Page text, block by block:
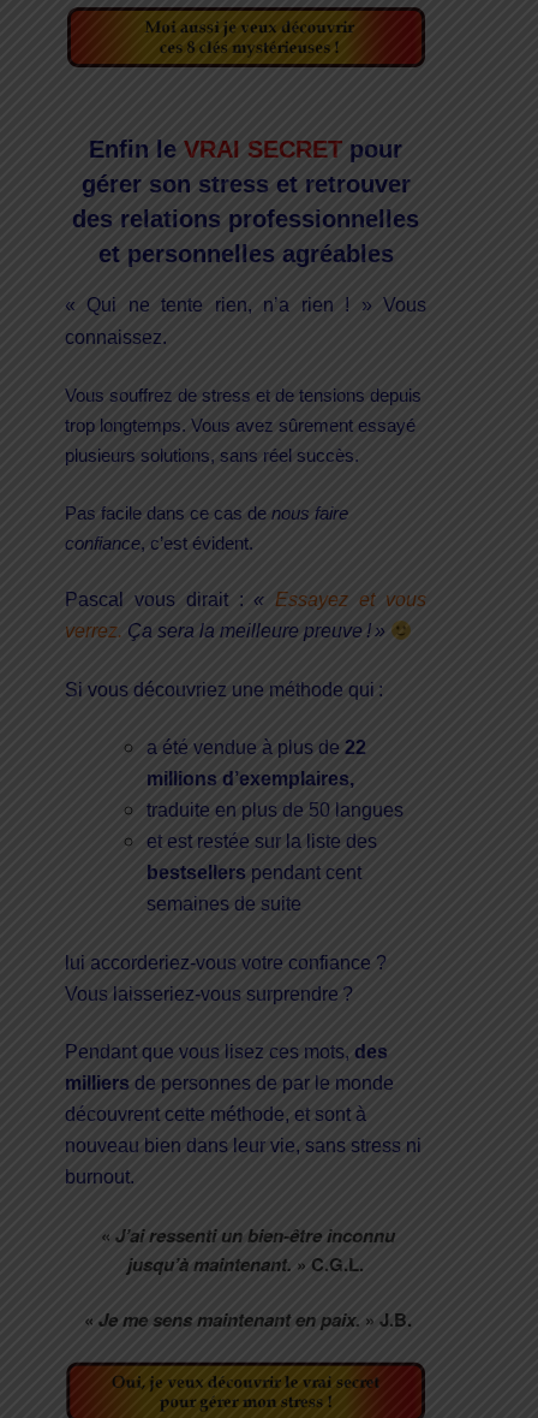
Enfin le VRAI SECRET pour
gérer son stress et retrouver
des relations professionnelles
et personnelles agréables
« Qui ne tente rien, n’a rien ! » Vous
connaissez.
Vous souffrez de stress et de tensions depuis
trop longtemps. Vous avez sûrement essayé
plusieurs solutions, sans réel succès.
Pas facile dans ce cas de nous faire
confiance, c’est évident.
Pascal vous dirait : « Essayez et vous
verrez. Ça sera la meilleure preuve ! »
Si vous découvriez une méthode qui :
a été vendue à plus de 22
millions d’exemplaires,
traduite en plus de 50 langues
et est restée sur la liste des
bestsellerspendant cent
semaines de suite
lui accorderiez-vous votre confiance ?
Vous laisseriez-vous surprendre ?
Pendant que vous lisez ces mots, des
milliers de personnes de par le monde
découvrent cette méthode, et sont à
nouveau bien dans leur vie, sans stress ni
burnout.
« J’ai ressenti un bien-être inconnu
jusqu’à maintenant. » C.G.L.
« Je me sens maintenant en paix. » J.B.